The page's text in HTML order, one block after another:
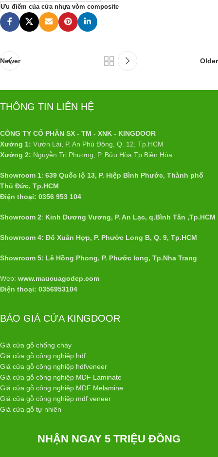
Ưu điểm của cửa nhựa vòm composite
Newer Older
THÔNG TIN LIÊN HỆ
CÔNG TY CỔ PHẦN SX - TM - XNK - KINGDOOR
Xưởng 1: Vườn Lài, P. An Phú Đông, Q. 12, Tp.HCM
Xưởng 2: Nguyễn Tri Phương, P. Bửu Hòa,Tp.Biên Hòa
Showroom 1: 639 Quốc lộ 13, P. Hiệp Bình Phước, Thành phố
Thủ Đức, Tp.HCM
Điện thoại: 0356 953 104
Showroom 2: Kinh Dương Vương, P. An Lạc, q.Bình Tân ,Tp.HCM
Showroom 4: Đổ Xuân Hợp, P. Phước Long B, Q. 9, Tp.HCM
Showroom 5: Lê Hồng Phong, P. Phước long, Tp.Nha Trang
Web: www.maucuagodep.com
Điện thoại: 0356953104
BÁO GIÁ CỬA KINGDOOR
Giá cửa gỗ chống cháy
Giá cửa gỗ công nghiệp hdf
Giá cửa gỗ công nghiệp hdfveneer
Giá cửa gỗ công nghiệp MDF Laminate
Giá cửa gỗ công nghiệp MDF Melamine
Giá cửa gỗ công nghiệp mdf veneer
Giá cửa gỗ tự nhiên
NHẬN NGAY 5 TRIỆU ĐỒNG